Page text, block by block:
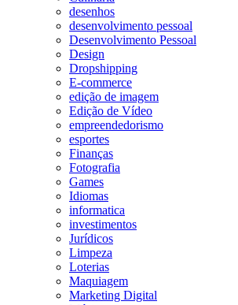
desenhos
desenvolvimento pessoal
Desenvolvimento Pessoal
Design
Dropshipping
E-commerce
edição de imagem
Edição de Vídeo
empreendedorismo
esportes
Finanças
Fotografia
Games
Idiomas
informatica
investimentos
Jurídicos
Limpeza
Loterias
Maquiagem
Marketing Digital